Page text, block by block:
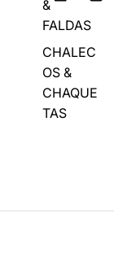
&
FALDAS
CHALEC
OS &
CHAQUE
TAS